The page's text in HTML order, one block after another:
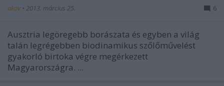
akov • 2013. március 25. 6
Ausztria legöregebb borászata és egyben a világ
talán legrégebben biodinamikus szőlőművelést
gyakorló birtoka végre megérkezett
Magyarországra. ...